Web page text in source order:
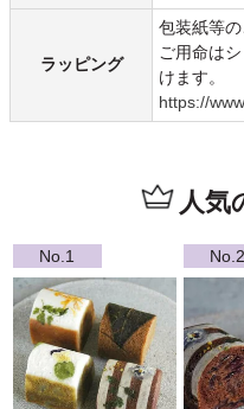
ラッピング
包装紙等
ご用命は
けます。
https://
人気